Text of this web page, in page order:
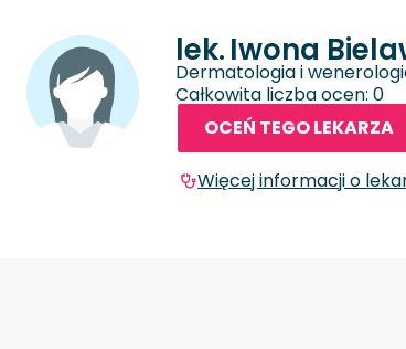
lek.Iwona
Dermatologia i
Całkowita liczba ocen: 0
OCEŃ TEGO LEKARZA
Więcej informacji o